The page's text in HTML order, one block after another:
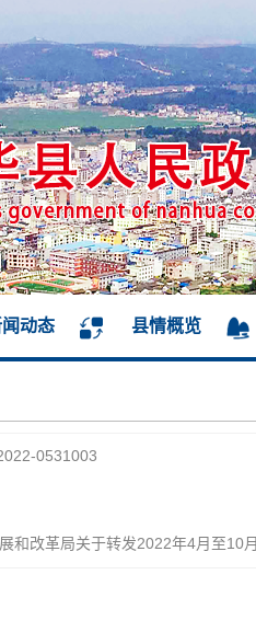
动态 县情概览
0531003
改革局关于转发2022年4月至10